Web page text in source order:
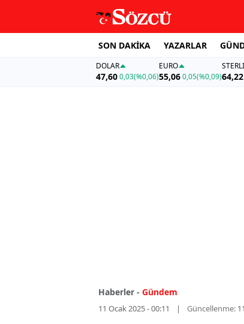
SON DAKİKA YAZARLAR
DOLAR
47,600,03(%0,06)
EURO
55,06 0,05(%0,09)64,22
Haberler - Gündem
11 Ocak 2025 - 00:11 Güncellenme: